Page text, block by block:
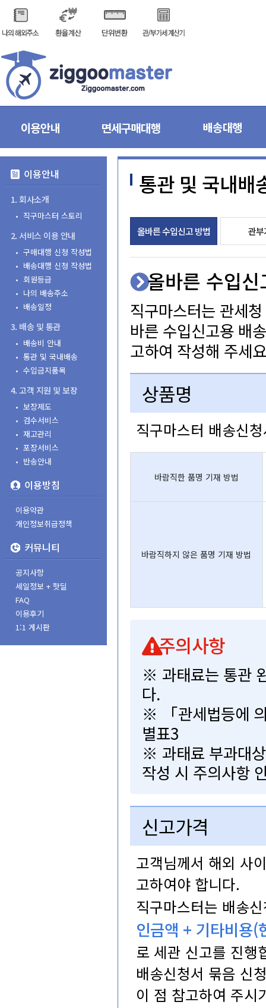
이용안내
1.회사소개
•직구마스터스토리
2.서비스이용안내
•구매대행신청작성법
•배송대행신청작성법
•회원등급
•나의배송주소
•배송일정
3.배송및통관
•배송비안내
•통관및국내배송
•수입금지품목
4.고객지원및보장
•보장제도
•검수서비스
•재고관리
•포장서비스
•반송안내
이용방침
이용약관
개인정보취급정책
커뮤니티
공지사항
세일정보+핫딜
FAQ
이용후기
1:1게시판
통관및국내배
올바른수입신고방법 관
올바른수입신
직구마스터는관세
바른수입신고용배
고하여작성해주세
상품명
직구마스터배송신
바람직한품명기재방법
바람직하지않은품명기재방법
주의사항
※과태료는통관
다.
※「관세법등에
별표3
※과태료부과대
작성시주의사항
신고가격
고객님께서해외사
고하여야합니다.
직구마스터는배송
인금액+기타비용
로세관신고를진행
배송신청서묶음신
이점참고하여주시